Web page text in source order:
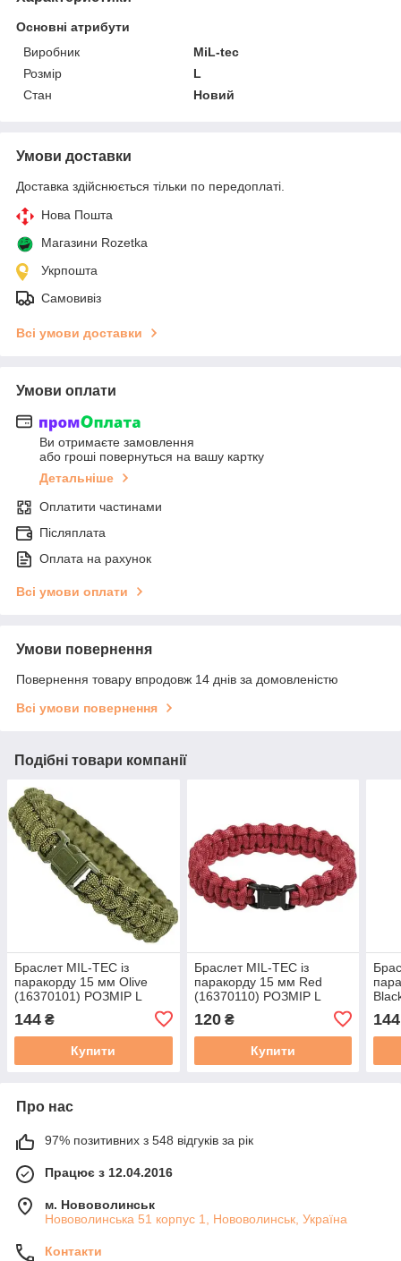
Основні атрибути
Виробник
MiL-tec
Розмір
L
Стан
Новий
Умови доставки
Доставка здійснюється тільки по передоплаті.
Нова Пошта
Магазини Rozetka
Укрпошта
Самовивіз
Всі умови доставки
Умови оплати
Ви отримаєте замовлення
або гроші повернуться на вашу картку
Детальніше
Оплатити частинами
Післяплата
Оплата на рахунок
Всі умови оплати
Умови повернення
Повернення товару впродовж 14 днів за домовленістю
Всі умови повернення
Подібні товари компанії
Браслет MIL-TEC із
паракорду 15 мм Olive
(16370101) РОЗМІР L
144 ₴
Купити
Браслет MIL-TEC із
паракорду 15 мм Red
(16370110) РОЗМІР L
120₴
Купити
144
Про нас
97% позитивних з 548 відгуків за рік
Працює з 12.04.2016
м. Нововолинськ
Нововолинська 51 корпус 1, Нововолинськ, Україна
Контакти